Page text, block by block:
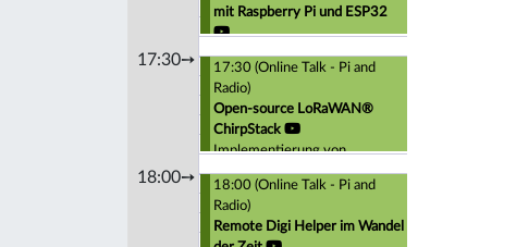
17:30➙
18:00➙
mit Raspberry Pi und ESP32
17:30 (Online Talk - Pi and
Radio)
Open-source LoRaWAN®
ChirpStack
Implementierung von
ChirpStack auf dem PI, auf der
NAS und auf einem Server im
Internet
18:00 (Online Talk - Pi and
Radio)
Remote Digi Helper im Wandel